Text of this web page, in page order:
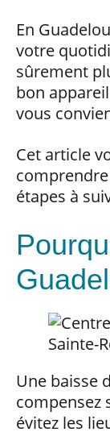
En
votre
sûrement
bon
vous
Cet article
étapes à
Une baisse
compensez
évitez les